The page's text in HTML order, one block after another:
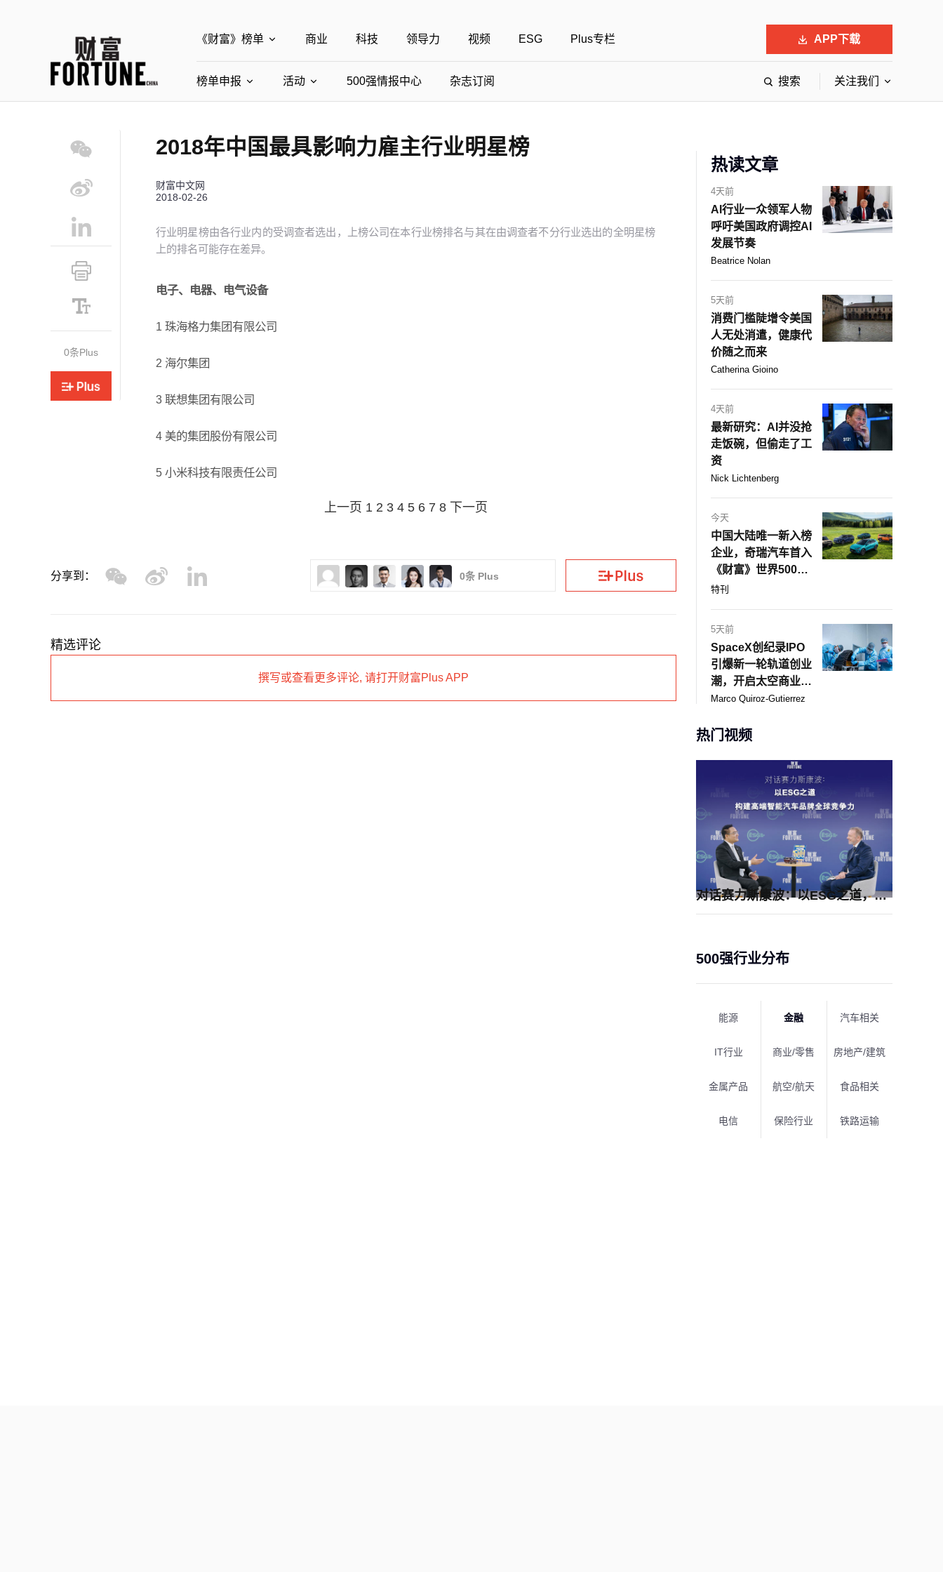
《财富》榜单
全部榜单
中国最具影响力商界女性 年度中国商人
商业 科技 领导力 视频 ESG Plus专栏 APP下载
榜单申报
中国ESG影响力榜申报 中国40位40岁以下的商界精英申报
活动
财富MPW女性峰会 财富世界500强峰会
500强情报中心 杂志订阅 搜索 关注我们
0条Plus
2018年中国最具影响力雇主行业明星榜
财富中文网
2018-02-26
行业明星榜由各行业内的受调查者选出，上榜公司在本行业榜排名与其在由调查者不分行业选出的全明星榜
上的排名可能存在差异。
电子、电器、电气设备
1 珠海格力集团有限公司
2 海尔集团
3 联想集团有限公司
4 美的集团股份有限公司
5 小米科技有限责任公司
上一页 1 2 3 4 5 6 7 8 下一页
分享到： 0条 Plus
精选评论
撰写或查看更多评论, 请打开财富Plus APP
热读文章
AI行业一众领军人物
呼吁美国政府调控AI
发展节奏
Beatrice Nolan
4天前
消费门槛陡增令美国
人无处消遣，健康代
价随之而来
Catherina Gioino
5天前
最新研究：AI并没抢
走饭碗，但偷走了工
资
Nick Lichtenberg
4天前
中国大陆唯一新入榜
企业，奇瑞汽车首入
《财富》世界500
强！
特刊
今天
SpaceX创纪录IPO
引爆新一轮轨道创业
潮，开启太空商业新
市场
Marco Quiroz-Gutierrez
5天前
热门视频
对话赛力斯康波：以ESG之道，构建高端智能汽车品牌全球竞争力
500强行业分布
能源 金融 汽车相关
IT行业 商业/零售 房地产/建筑
金属产品 航空/航天 食品相关
电信 保险行业 铁路运输